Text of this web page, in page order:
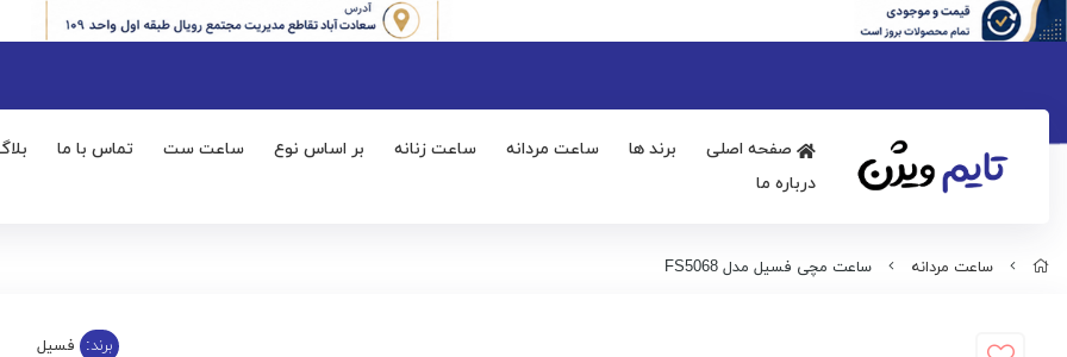
صفحه اصلی برند ها ساعت مردانه ساعت زنانه بر اساس نوع ساعت ست تماس با ما
درباره ما
ساعت مردانه ساعت مچی فسیل مدل FS5068
برند: فسیل